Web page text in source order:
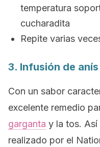
temperatura
cucharadita
Repite varias
3. Infusión de anís
Con un sabor
excelente remedio
garganta y la tos.
realizado por el